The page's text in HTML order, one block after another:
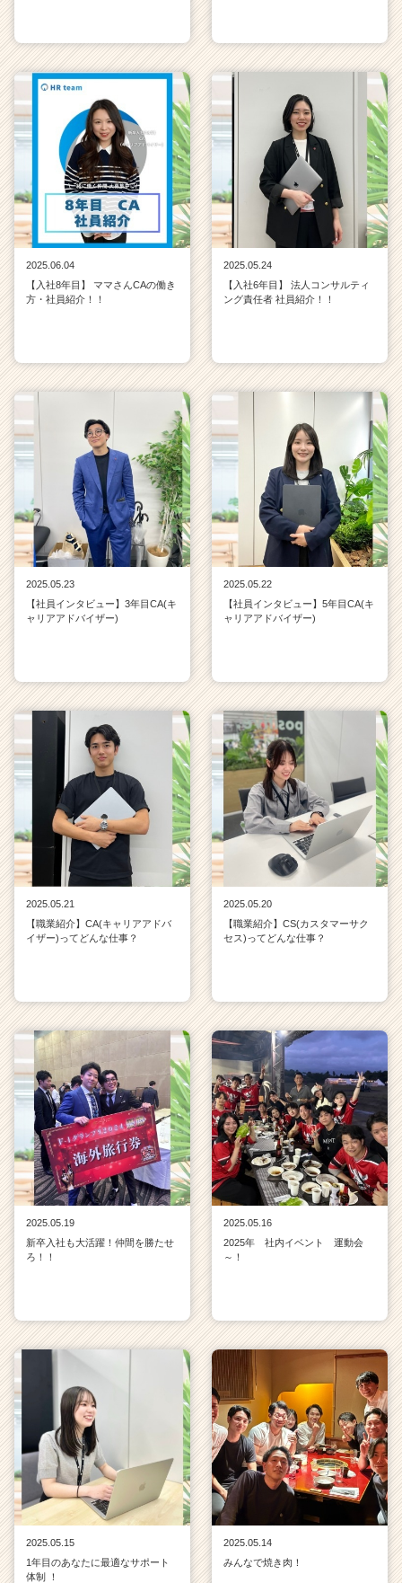
2025.06.04
【入社8年目】 ママさんCAの働き
方・社員紹介！！
2025.05.24
【入社6年目】 法人コンサルティ
ング責任者 社員紹介！！
2025.05.23
【社員インタビュー】3年目CA(キ
ャリアアドバイザー)
2025.05.22
【社員インタビュー】5年目CA(キ
ャリアアドバイザー)
2025.05.21
【職業紹介】CA(キャリアアドバ
イザー)ってどんな仕事？
2025.05.20
【職業紹介】CS(カスタマーサク
セス)ってどんな仕事？
2025.05.19
新卒入社も大活躍！仲間を勝たせ
ろ！！
2025.05.16
2025年 社内イベント 運動会
～！
2025.05.15
1年目のあなたに最適なサポート
体制 ！
2025.05.14
みんなで焼き肉！